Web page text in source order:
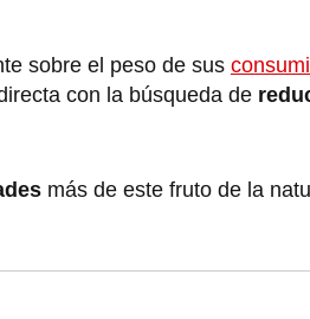
sobre el peso de sus
con la búsqueda de
más de este fruto de la